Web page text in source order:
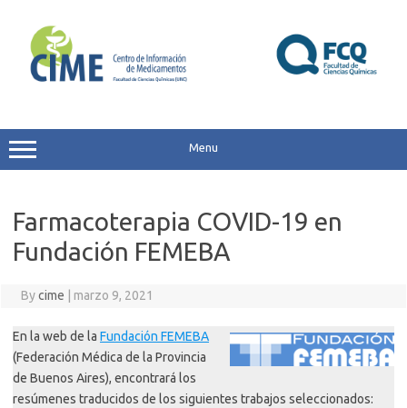
content
Menu
Farmacoterapia COVID-19 en
Fundación FEMEBA
Bycime marzo 9, 2021
En la web de la Fundación FEMEBA
(Federación Médica de la Provincia
de Buenos Aires), encontrará los
resúmenes traducidos de los siguientes trabajos seleccionados: